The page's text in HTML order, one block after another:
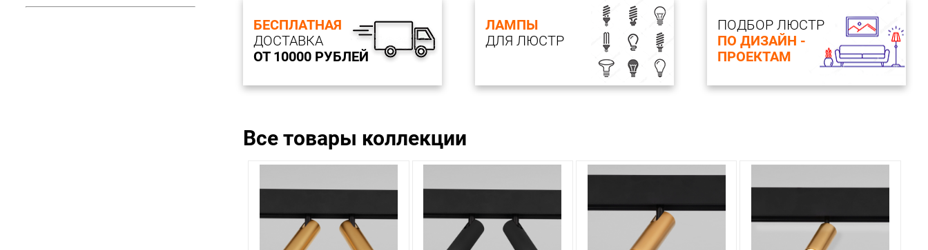
БЕСПЛАТНАЯ
ДОСТАВКА
ОТ 10000 РУБЛЕЙ
ЛАМПЫ
ДЛЯ ЛЮСТР
ПОДБОР ЛЮСТР
ПО ДИЗАЙН -
ПРОЕКТАМ
Все товары коллекции